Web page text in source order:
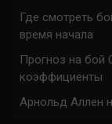
Где смотреть
время начала
Прогноз на бой
коэффициенты
Арнольд Аллен